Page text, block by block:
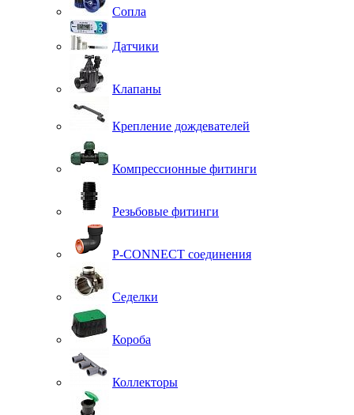
Сопла
Датчики
Клапаны
Крепление дождевателей
Компрессионные фитинги
Резьбовые фитинги
P-CONNECT соединения
Седелки
Короба
Коллекторы